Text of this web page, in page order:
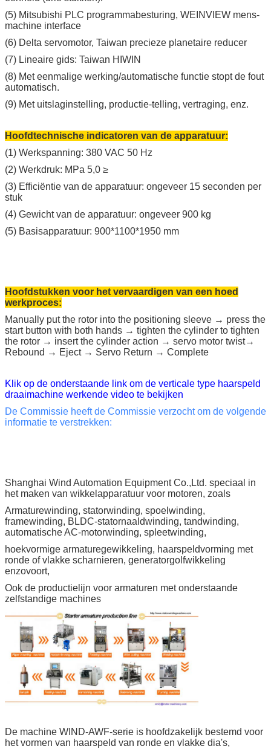
(5) Mitsubishi PLC programmabesturing, WEINVIEW mens-
machine interface
(6) Delta servomotor, Taiwan precieze planetaire reducer
(7) Lineaire gids: Taiwan HIWIN
(8) Met eenmalige werking/automatische functie stopt de fout
automatisch.
(9) Met uitslaginstelling, productie-telling, vertraging, enz.
Hoofdtechnische indicatoren van de apparatuur:
(1) Werkspanning: 380 VAC 50 Hz
(2) Werkdruk: MPa 5,0 ≥
(3) Efficiëntie van de apparatuur: ongeveer 15 seconden per
stuk
(4) Gewicht van de apparatuur: ongeveer 900 kg
(5) Basisapparatuur: 900*1100*1950 mm
Hoofdstukken voor het vervaardigen van een hoed
werkproces:
Manually put the rotor into the positioning sleeve → press the
start button with both hands → tighten the cylinder to tighten
the rotor → insert the cylinder action → servo motor twist→
Rebound → Eject → Servo Return → Complete
Klik op de onderstaande link om de verticale type haarspeld
draaimachine werkende video te bekijken
De Commissie heeft de Commissie verzocht om de volgende
informatie te verstrekken:
Shanghai Wind Automation Equipment Co.,Ltd. speciaal in
het maken van wikkelapparatuur voor motoren, zoals
Armaturewinding, statorwinding, spoelwinding,
framewinding, BLDC-statornaaldwinding, tandwinding,
automatische AC-motorwinding, spleetwinding,
hoekvormige armaturegewikkeling, haarspeldvorming met
ronde of vlakke scharnieren, generatorgolfwikkeling
enzovoort,
Ook de productielijn voor armaturen met onderstaande
zelfstandige machines
De machine WIND-AWF-serie is hoofdzakelijk bestemd voor
het vormen van haarspeld van ronde en vlakke dia's,